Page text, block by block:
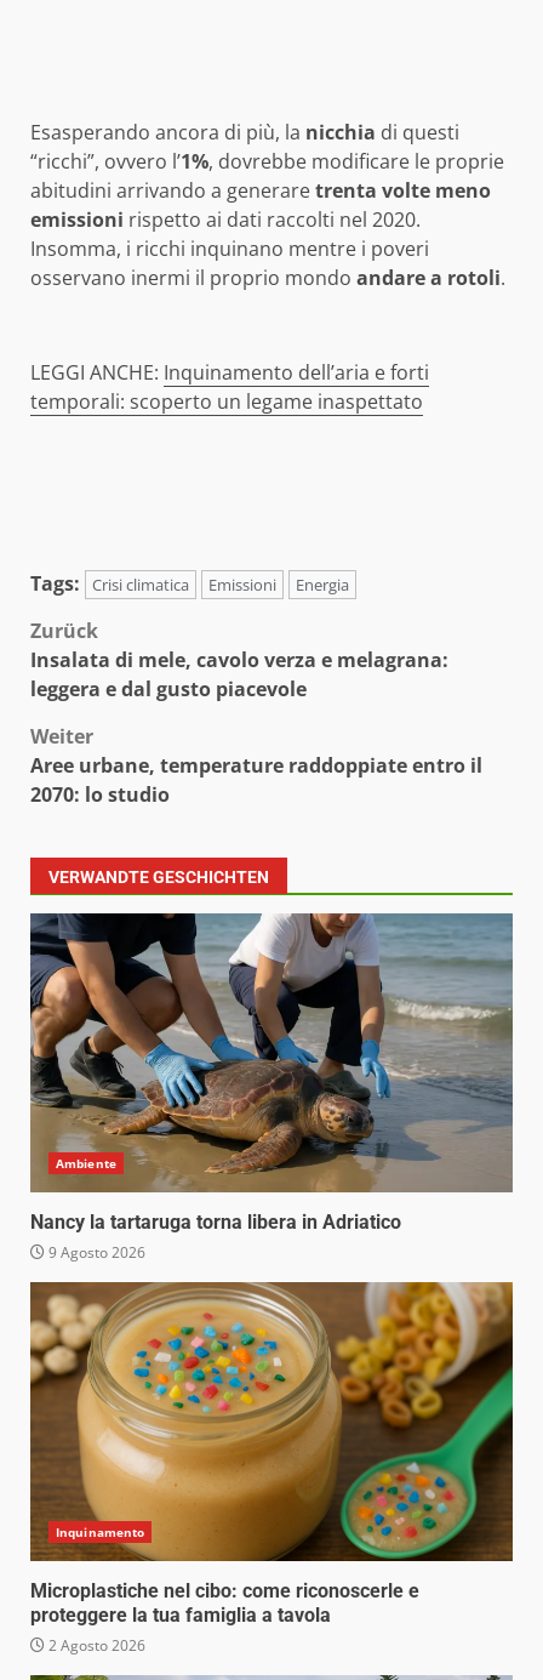
Esasperando ancora di più, la nicchia di questi
“ricchi”, ovvero l’1%, dovrebbe modificare le proprie
abitudini arrivando a generaretrenta volte meno
emissioni rispetto ai dati raccolti nel 2020.
Insomma, i ricchi inquinano mentre i poveri
osservano inermi il proprio mondo andarea rotoli.
LEGGI ANCHE: Inquinamento dell’aria e forti
temporali: scoperto un legame inaspettato
Tags: Crisi climatica Emissioni Energia
Beitragsnavigation
Zurück
Insalata di mele, cavolo verza e melagrana:
leggera e dal gusto piacevole
Weiter
Aree urbane, temperature raddoppiate entro il
2070: lo studio
VERWANDTE GESCHICHTEN
Ambiente
Nancy la tartaruga torna libera in Adriatico
9 Agosto 2026
Inquinamento
Microplastiche nel cibo: come riconoscerle e
proteggere la tua famiglia a tavola
2 Agosto 2026